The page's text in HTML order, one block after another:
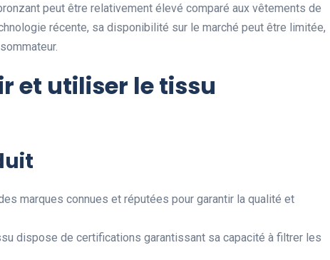
peut être relativement élevé comparé aux vêtements de
récente, sa disponibilité sur le marché peut être limitée,
et utiliser le tissu
marques connues et réputées pour garantir la qualité et
dispose de certifications garantissant sa capacité à filtrer les